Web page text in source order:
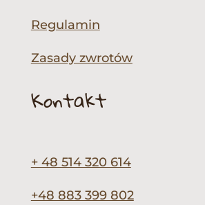
Regulamin
Zasady zwrotów
Kontakt
+ 48 514 320 614
+48 883 399 802